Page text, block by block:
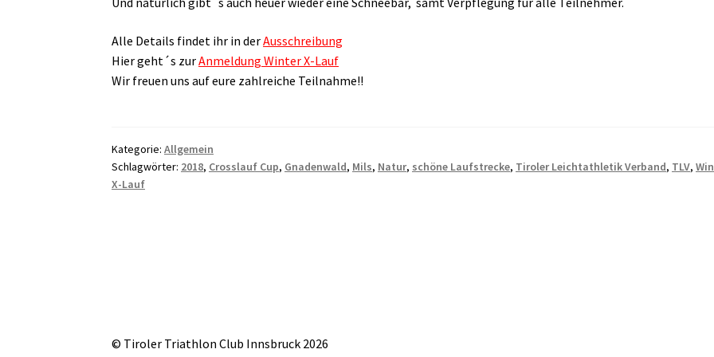
Alle Details findet ihr in derAusschreibung
Hier geht´s zurAnmeldung Winter X-Lauf
Wir freuen uns auf eure zahlreiche Teilnahme!!
Kategorie:Allgemein
Schlagwörter: 2018, Crosslauf Cup, Gnadenwald, Mils, Natur, schöne Laufstrecke, Tiroler Leichtathletik Verband, TLV,
X-Lauf
© Tiroler Triathlon Club Innsbruck 2026